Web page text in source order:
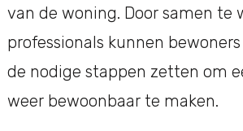
van de woning. Door samen te
professionals kunnen
de nodige stappen zetten om
weer bewoonbaar te maken.